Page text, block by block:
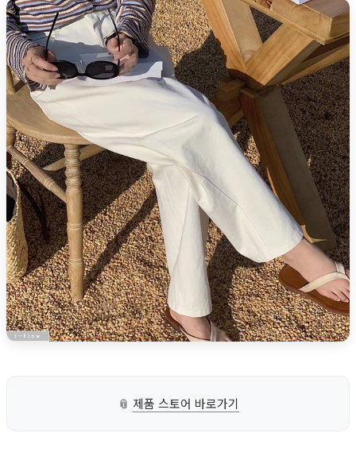
📎 제품 스토어 바로가기